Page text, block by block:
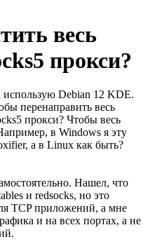
весь
прокси?
использую Debian 12 KDE.
перенаправить весь
прокси? Чтобы весь
в Windows я эту
а в Linux как быть?
Нашел, что
и redsocks, но это
TCP приложений, а мне
и на всех портах, а не